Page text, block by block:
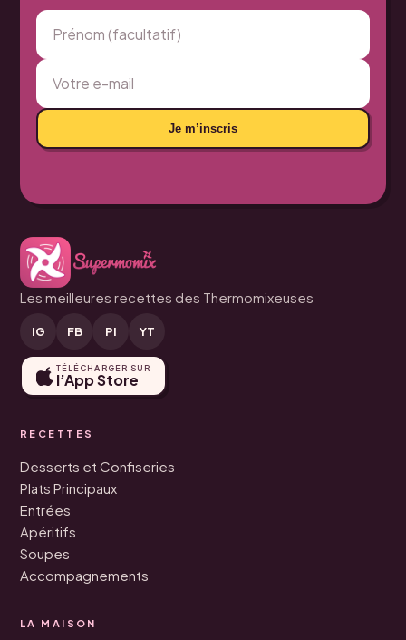
Je m’inscris
Les meilleures recettes des Thermomixeuses
IG FB PI YT
TÉLÉCHARGER SUR
l’App Store
RECETTES
Desserts et Confiseries
Plats Principaux
Entrées
Apéritifs
Soupes
Accompagnements
LA MAISON